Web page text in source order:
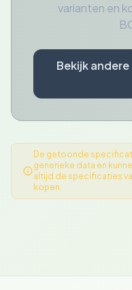
varianten en
Bekijk andere
De getoonde
generieke data en
altijd de specificaties
kopen.